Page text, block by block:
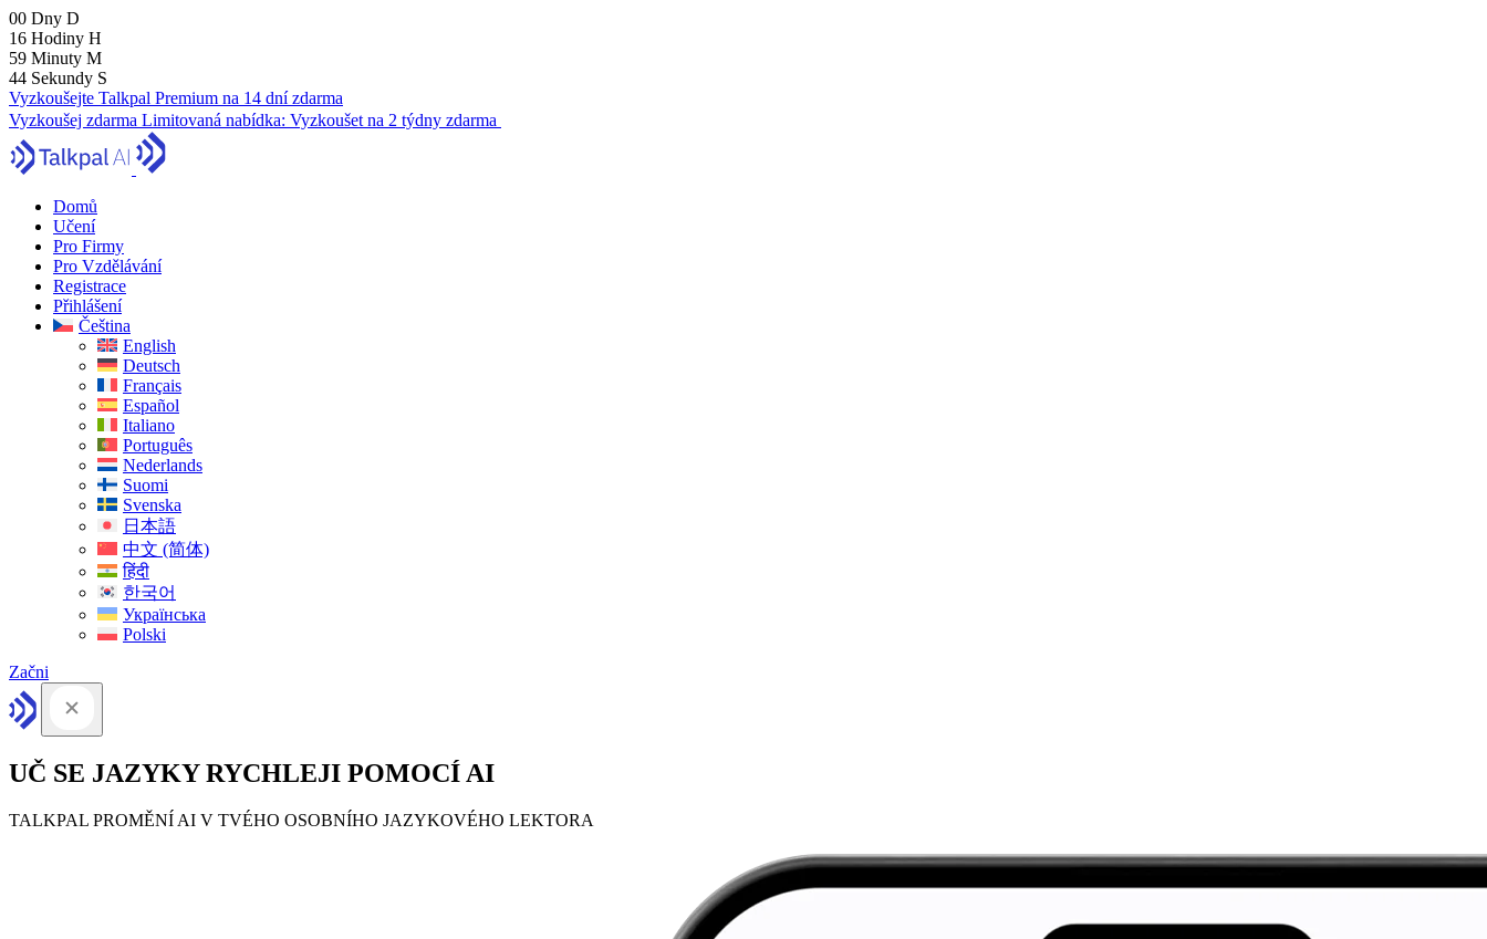
00 Dny D
16 Hodiny H
59 Minuty M
43 Sekundy S
Vyzkoušejte Talkpal Premium na 14 dní zdarma
Vyzkoušej zdarma Limitovaná nabídka: Vyzkoušet na 2 týdny zdarma
Domů
Učení
Pro Firmy
Pro Vzdělávání
Registrace
Přihlášení
Čeština
English
Deutsch
Français
Español
Italiano
Português
Nederlands
Suomi
Svenska
日本語
中文 (简体)
हिंदी
한국어
Українська
Polski
Začni
UČ SE JAZYKY RYCHLEJI POMOCÍ AI
TALKPAL PROMĚNÍ AI V TVÉHO OSOBNÍHO JAZYKOVÉHO LEKTORA